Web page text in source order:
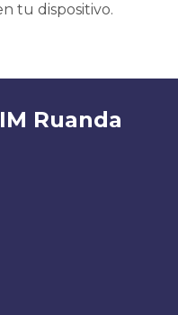
tu dispositivo.
Ruanda